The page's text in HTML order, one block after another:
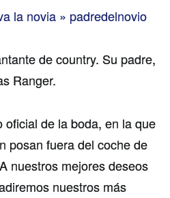
de country. Su padre,
Ranger.
oficial de la boda, en la que
posan fuera del coche de
nuestros mejores deseos
nuestros más